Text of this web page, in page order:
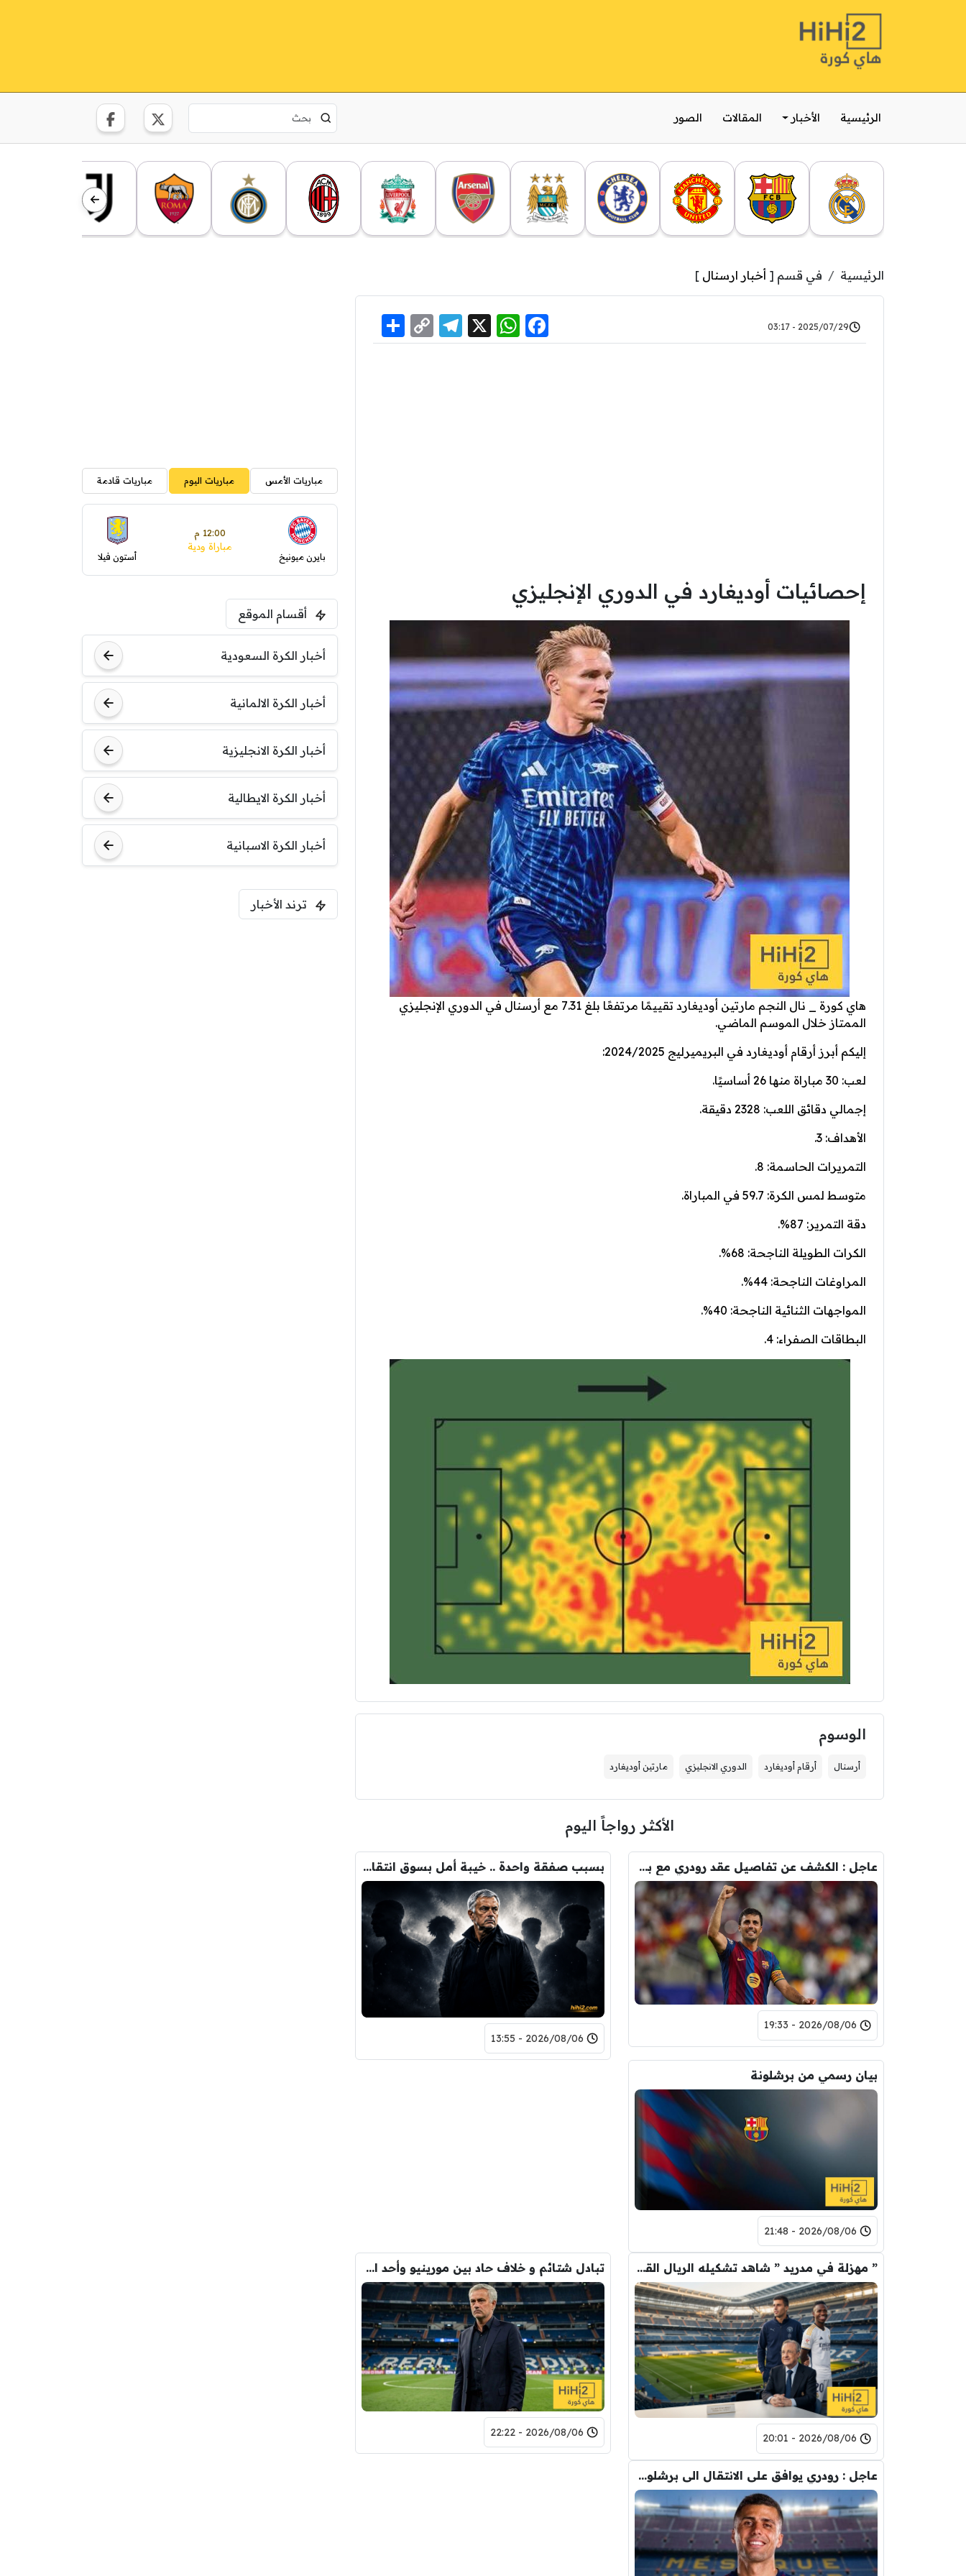
الرئيسية الأخبار المقالات الصور
الرئيسية في قسم [ أخبار ارسنال ]
2025/07/29 - 03:17
Facebook
WhatsApp
X
Telegram
Copy
Link
إحصائيات أوديغارد في الدوري الإنجليزي
هاي كورة _ نال النجم مارتين أوديغارد تقييمًا مرتفعًا بلغ 7.31 مع أرسنال في الدوري الإنجليزي
الممتاز خلال الموسم الماضي.
إليكم أبرز أرقام أوديغارد في البريميرليج 2024/2025:
لعب: 30 مباراة منها 26 أساسيًا.
إجمالي دقائق اللعب: 2328 دقيقة.
الأهداف: 3.
التمريرات الحاسمة: 8.
متوسط لمس الكرة: 59.7 في المباراة.
دقة التمرير: 87%.
الكرات الطويلة الناجحة: 68%.
المراوغات الناجحة: 44%.
المواجهات الثنائية الناجحة: 40%.
البطاقات الصفراء: 4.
الوسوم
أرسنال أرقام أوديغارد الدوري الانجليزي مارتين أوديغارد
الأكثر رواجاً اليوم
عاجل : الكشف عن تفاصيل عقد رودري مع برشلونة.. قيمة الصفقة والراتب
2026/08/06 - 19:33
بسبب صفقة واحدة .. خيبة أمل بسوق انتقالات ريال مدريد !
2026/08/06 - 13:55
بيان رسمي من برشلونة
2026/08/06 - 21:48
” مهزلة في مدريد ” شاهد تشكيله الريال القادمه لاكتساح المركز الثاني
2026/08/06 - 20:01
تبادل شتائم و خلاف حاد بين مورينيو وأحد افراد ادارة ريال مدريد بعد انهيار صفقة رودري
2026/08/06 - 22:22
عاجل : رودري يوافق على الانتقال الى برشلونة.. 3 أسباب وراء قراره
مباريات الأمس مباريات اليوم مباريات قادمة
بايرن ميونيخ
12:00 م
مباراة ودية
أستون فيلا
أقسام الموقع
أخبار الكرة السعودية
أخبار الكرة الالمانية
أخبار الكرة الانجليزية
أخبار الكرة الايطالية
أخبار الكرة الاسبانية
ترند الأخبار